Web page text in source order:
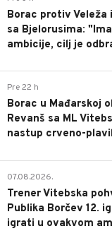
Borac protiv Veleža
sa Bjelorusima:
ambicije, cilj je
Pre 22 h
Borac u Mađarskoj
Revanš sa ML
nastup crveno-
07.08.2026.
Trener Vitebska
Publika Borčev 12.
igrati u ovakvom